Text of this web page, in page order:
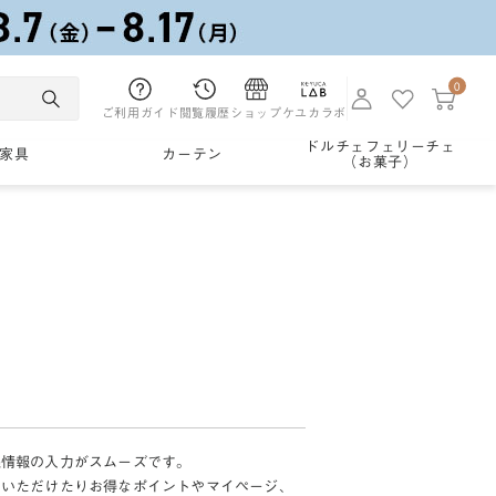
ご利用ガイド 閲覧履歴 ショップケユカラボ
0
家具 カーテン
ドルチェフェリーチェ
（お菓子）
報の入力がスムーズです。
ただけたりお得なポイントやマイページ、